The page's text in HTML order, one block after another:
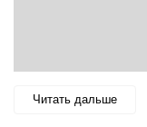
Читать дальше